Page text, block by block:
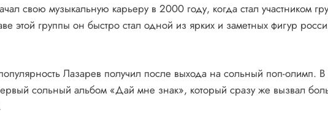
свою музыкальную карьеру в 2000 году, когда стал участником
этой группы он быстро стал одной из ярких и заметных фигур
Лазарев получил после выхода на сольный поп-олимп.
сольный альбом «Дай мне знак», который сразу же вызвал